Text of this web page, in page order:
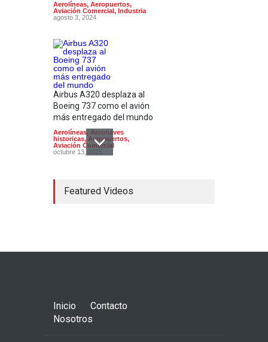
Aerolíneas, Aeropuertos,
Aviación Comercial , Industria
agosto 3, 2024
Airbus A320 desplaza al
Boeing 737 como el avión
más entregado del mundo
Aerolíneas, Aeronaves
historicas, Aeropuertos,
Aviación Comercial
octubre 13, 2025
nuevo A321XLR
Featured Videos
Inicio
Contacto
Nosotros